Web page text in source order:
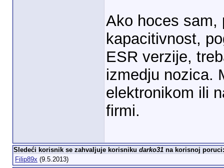
Ako hoces sam,
kapacitivnost,
ESR verzije,
izmedju nozica.
elektronikom ili
firmi.
Sledeći korisnik se zahvaljuje korisniku darko31na korisnoj poruci:
Filip89x (9.5.2013)